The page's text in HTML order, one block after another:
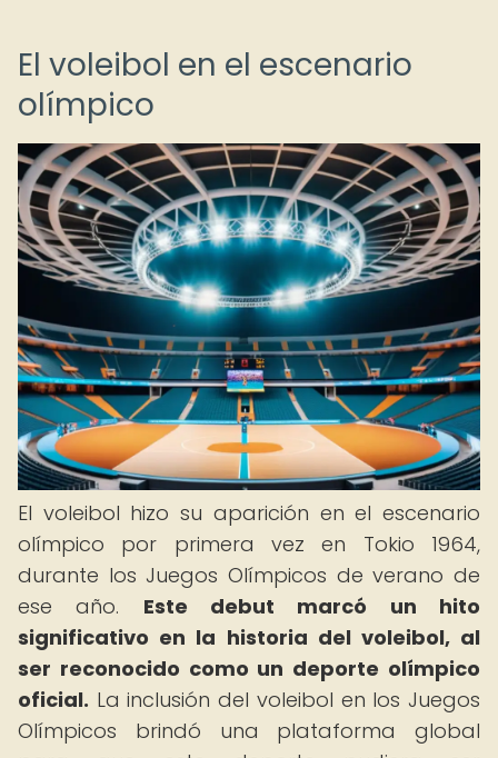
El voleibol en el escenario
olímpico
El voleibol hizo su aparición en el escenario
olímpico por primera vez en Tokio 1964,
durante los Juegos Olímpicos de verano de
ese año. Este debut marcó un hito
significativo en la historia del voleibol, al
ser reconocido como un deporte olímpico
oficial. La inclusión del voleibol en los Juegos
Olímpicos brindó una plataforma global